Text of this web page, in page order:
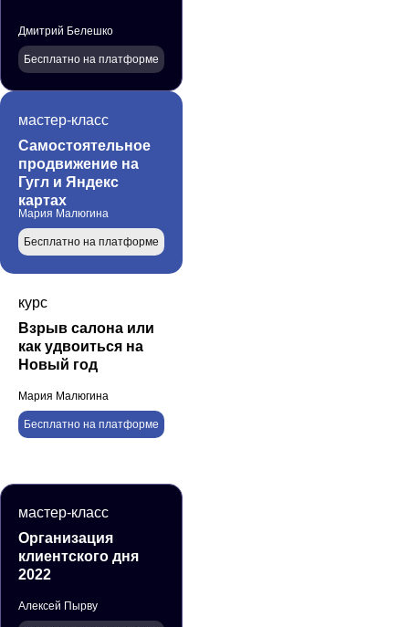
Бесплатно на платформе
Дмитрий Белешко
мастер-класс
Самостоятельное
продвижение на
Гугл и Яндекс
картах
Бесплатно на платформе
Мария Малюгина
курс
Взрыв салона или
как удвоиться на
Новый год
Бесплатно на платформе
Мария Малюгина
мастер-класс
Организация
клиентского дня
2022
Алексей Пырву